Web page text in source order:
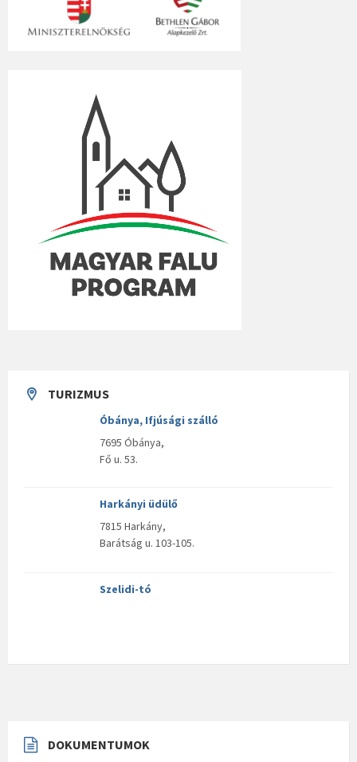
TURIZMUS
Óbánya, Ifjúsági szálló
7695 Óbánya,
Fő u. 53.
Harkányi üdülő
7815 Harkány,
Barátság u. 103-105.
Szelidi-tó
DOKUMENTUMOK